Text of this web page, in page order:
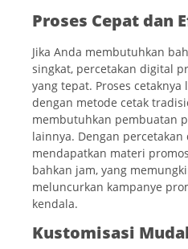
Proses Cepat dan
Jika Anda membutuhkan
singkat, percetakan digital
yang tepat. Proses
dengan metode cetak
membutuhkan pembuatan
lainnya. Dengan
mendapatkan materi
bahkan jam, yang
meluncurkan kampanye
kendala.
Kustomisasi